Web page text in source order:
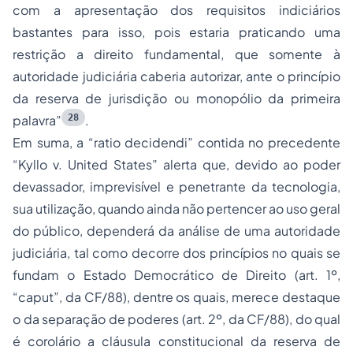
com a apresentação dos requisitos indiciários
bastantes para isso, pois estaria praticando uma
restrição a direito fundamental, que somente à
autoridade judiciária caberia autorizar, ante o princípio
da reserva de jurisdição ou monopólio da primeira
palavra”
28
.
Em suma, a “ratio decidendi” contida no precedente
“Kyllo v. United States” alerta que, devido ao poder
devassador, imprevisível e penetrante da tecnologia,
sua utilização, quando ainda não pertencer ao uso geral
do público, dependerá da análise de uma autoridade
judiciária, tal como decorre dos princípios no quais se
fundam o Estado Democrático de Direito (art. 1º,
“caput”, da CF/88), dentre os quais, merece destaque
o da separação de poderes (art. 2º, da CF/88), do qual
é corolário a cláusula constitucional da reserva de